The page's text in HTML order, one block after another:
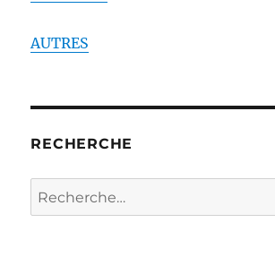
AUTRES
RECHERCHE
Recherche
pour :